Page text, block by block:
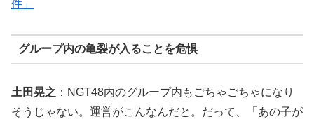
件」
グループ内の亀裂が入ることを危惧
土田晃之 ：NGT48内のグループ内もごちゃごちゃになり
そうじゃない。運営がこんなんだと。だって、「あの子が